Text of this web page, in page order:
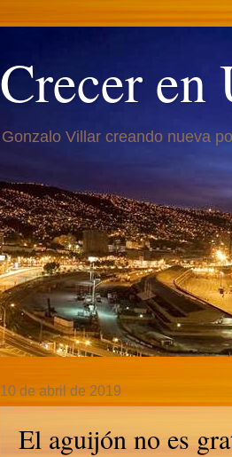
Crecer en
Gonzalo Villar creando nueva
10 de abril de 2019
El aguijón no es